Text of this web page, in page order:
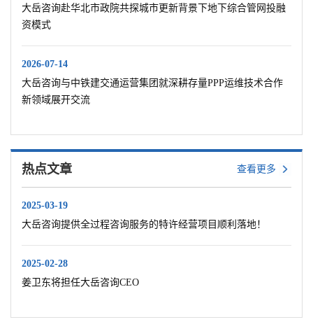
大岳咨询赴华北市政院共探城市更新背景下地下综合管网投融
资模式
2026-07-14
大岳咨询与中铁建交通运营集团就深耕存量PPP运维技术合作
新领域展开交流
热点文章 查看更多
2025-03-19
大岳咨询提供全过程咨询服务的特许经营项目顺利落地！
2025-02-28
姜卫东将担任大岳咨询CEO